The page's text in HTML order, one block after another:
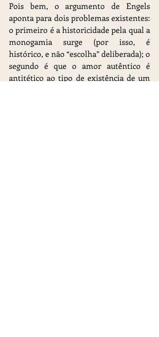
Pois bem, o argumento de Engels
aponta para dois problemas existentes:
o primeiro é a historicidade pela qual a
monogamia surge (por isso, é
histórico, e não “escolha” deliberada); o
segundo é que o amor autêntico é
antitético ao tipo de existência de um